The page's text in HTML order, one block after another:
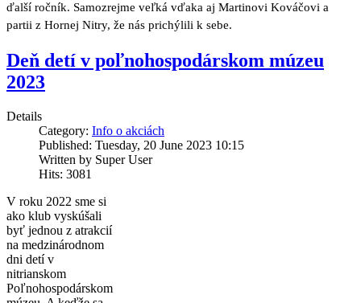
ďalší ročník. Samozrejme veľká vďaka aj Martinovi Kováčovi a
partii z Hornej Nitry, že nás prichýlili k sebe.
Deň detí v poľnohospodárskom múzeu
2023
Details
Category: Info o akciách
Published: Tuesday, 20 June 2023 10:15
Written by Super User
Hits: 3081
V roku 2022 sme si
ako klub vyskúšali
byť jednou z atrakcií
na medzinárodnom
dni detí v
nitrianskom
Poľnohospodárskom